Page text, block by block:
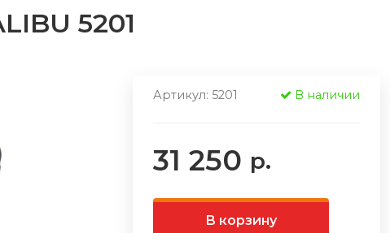
5201
Артикул: 5201 В наличии
31 250 р.
В корзину